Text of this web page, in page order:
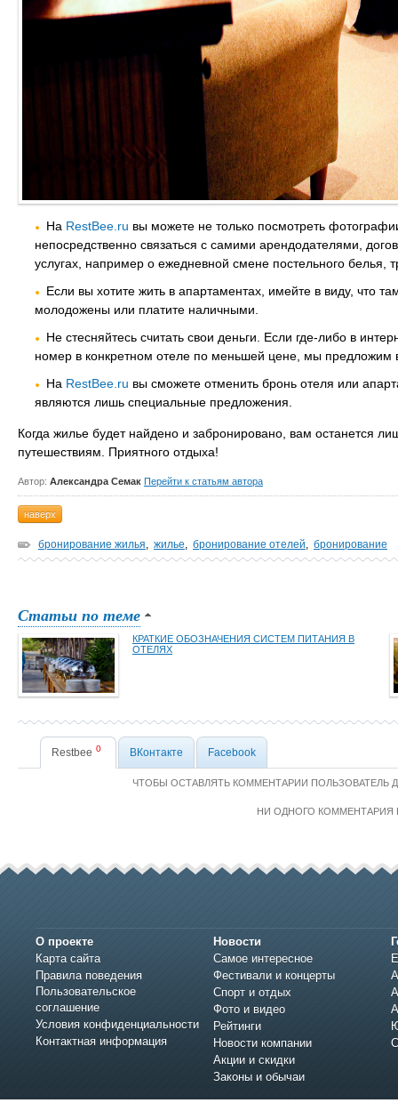
На RestBee.ru вы можете не только посмотреть
непосредственно связаться с самими арендодателями,
услугах, например о ежедневной смене постельного белья,
Если вы хотите жить в апартаментах, имейте в виду, что
молодожены или платите наличными.
Не стесняйтесь считать свои деньги. Если где-либо в
номер в конкретном отеле по меньшей цене, мы предложим
На RestBee.ru вы сможете отменить бронь отеля или
являются лишь специальные предложения.
Когда жилье будет найдено и забронировано, вам останется
путешествиям. Приятного отдыха!
Автор: Александра Семак Перейти к статьям автора
наверх
бронирование жилья, жилье, бронирование отелей, бронирование
Статьи по теме
КРАТКИЕ ОБОЗНАЧЕНИЯ СИСТЕМ ПИТАНИЯ В
ОТЕЛЯХ
Restbee 0 ВКонтакте Facebook
ЧТОБЫ ОСТАВЛЯТЬ КОММЕНТАРИИ
НИ ОДНОГО КОММЕНТАРИЯ
О проекте
Карта сайта
Правила поведения
Пользовательское
соглашение
Условия конфиденциальности
Контактная информация
Новости
Самое интересное
Фестивали и концерты
Спорт и отдых
Фото и видео
Рейтинги
Новости компании
Акции и скидки
Законы и обычаи